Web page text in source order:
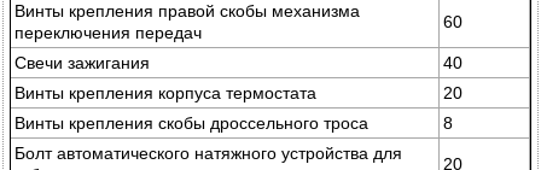
Винты крепления правой скобы механизма
переключения передач
60
Свечи зажигания
40
Винты крепления корпуса термостата
20
Винты крепления скобы дроссельного троса
8
Болт автоматического натяжного устройства для
20